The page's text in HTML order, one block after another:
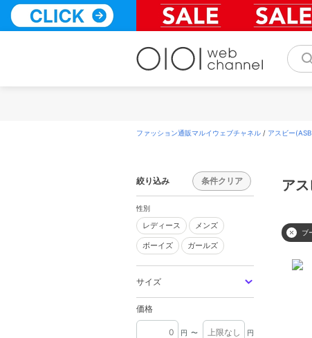
テ
ファッション通販マルイウェブチャネル / アスビー
絞り込み 条件クリア
性別
レディース
レディース メンズ
メンズ
ボーイズ
ボーイズ ガールズ
ガールズ
サイズ
価格
円 〜 円
ア
ブ